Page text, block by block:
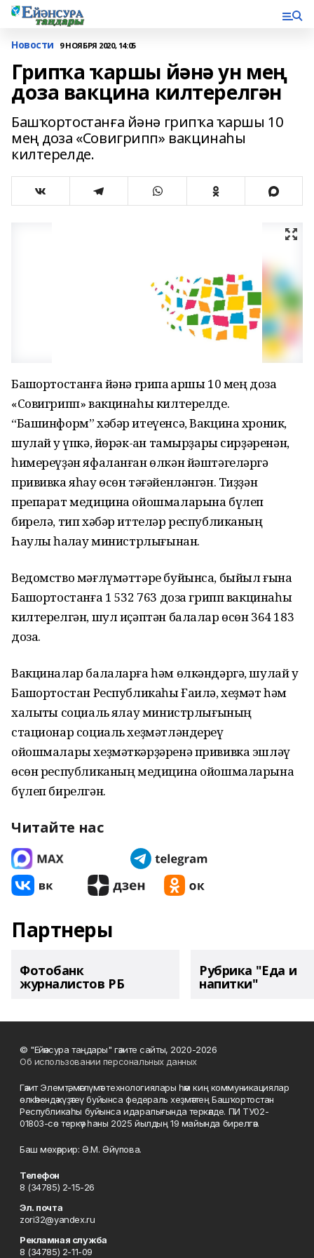
Новости 9 НОЯБРЯ 2020, 14:05
Грипҡа ҡаршы йәнә ун мең
доза вакцина килтерелгән
Башҡортостанға йәнә грипҡа ҡаршы 10
мең доза «Совигрипп» вакцинаһы
килтерелде.
Башҡортостанға йәнә грипҡа ҡаршы 10 мең доза
«Совигрипп» вакцинаһы килтерелде.
“Башинформ” хәбәр итеүенсә, Вакцина хроник,
шулай уҡ үпкә, йөрәк-ҡан тамырҙары сирҙәренән,
һимереүҙән яфаланған өлкән йәштәгеләргә
прививка яһау өсөн тәғәйенләнгән. Тиҙҙән
препарат медицина ойошмаларына бүлеп
бирелә, тип хәбәр иттеләр республиканың
Һаулыҡ һаҡлау министрлығынан.
Ведомство мәғлүмәттәре буйынса, быйыл ғына
Башҡортостанға 1 532 763 доза грипп вакцинаһы
килтерелгән, шул иҫәптән балалар өсөн 364 183
доза.
Вакциналар балаларға һәм өлкәндәргә, шулай уҡ
Башҡортостан Республикаһы Ғаилә, хеҙмәт һәм
халыҡты социаль яҡлау министрлығының
стационар социаль хеҙмәтләндереү
ойошмалары хеҙмәткәрҙәренә прививка эшләү
өсөн республиканың медицина ойошмаларына
бүлеп бирелгән.
Читайте нас
Партнеры
Фотобанк
журналистов РБ
Рубрика "Еда и
напитки"
© "Ейәнсура таңдары" гәзите сайты, 2020-2026
Об использовании персональных данных
Гәзит Элемтә, мәғлүмәт технологиялары һәм киң коммуникациялар
өлкәһендә күҙәтеү буйынса федераль хеҙмәттең Башҡортостан
Республикаһы буйынса идаралығында теркәлде. ПИ ТУ02-
01803-сө теркәү һаны 2025 йылдың 19 майында бирелгән.
Баш мөхәррир: Ә.М. Әйүпова.
Телефон
8 (34785) 2-15-26
Эл. почта
zori32@yandex.ru
Рекламная служба
8 (34785) 2-11-09